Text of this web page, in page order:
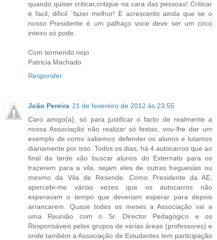
quando quiser criticar,critique na cara das pessoas! Criticar
é facil, dificil ´fazer melhor! E acrescento ainda que se o
nosso Presidente é um palhaço voce deve ser um circo
inteiro só pode.
Com termendo nojo :
Patricia Machado
Responder
João Pereira 21 de fevereiro de 2012 às 23:55
Caro amigo(a), só para justificar o facto de realmente a
nossa Associação não realizar só festas, vou-lhe dar um
exemplo de como sabemos defender os alunos e lutamos
diariamente por isso. Todos os dias, há 4 autocarros que ao
final da tarde vão buscar alunos do Externato para os
trazerem para a vila, sejam eles de outras freguesias ou
mesmo da Vila de Resende. Como Presidente da AE,
apercebi-me várias vezes que os autocarros não
esperavam o tempo que deveriam esperar para depois
arrancarem. Quase todos os meses a Associação vai a
uma Reunião com o Sr. Director Pedagógico e os
Responsáveis pelos grupos de várias áreas (professores) e
onde também a Associação de Estudantes tem participação